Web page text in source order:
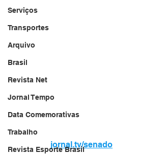
Serviços
Transportes
Arquivo
Brasil
Revista Net
Jornal Tempo
Data Comemorativas
Trabalho
Revista Esporte Brasil
jornal.tv/senado